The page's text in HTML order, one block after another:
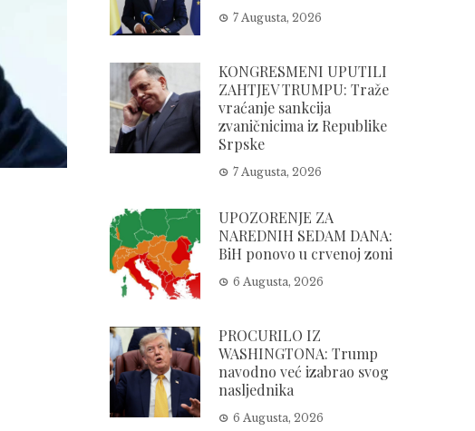
7 Augusta, 2026
KONGRESMENI UPUTILI
ZAHTJEV TRUMPU: Traže
vraćanje sankcija
zvaničnicima iz Republike
Srpske
7 Augusta, 2026
UPOZORENJE ZA
NAREDNIH SEDAM DANA:
BiH ponovo u crvenoj zoni
6 Augusta, 2026
PROCURILO IZ
WASHINGTONA: Trump
navodno već izabrao svog
nasljednika
6 Augusta, 2026